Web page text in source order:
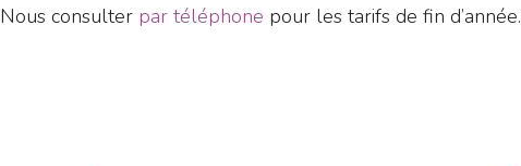
Nous consulter par téléphone pour les tarifs de fin d’année.